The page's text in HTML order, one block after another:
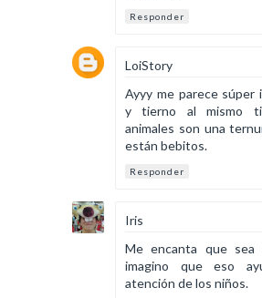
Responder
LoiStory
Ayyy me parece súper
y tierno al mismo
animales son una
están bebitos.
Responder
Iris
Me encanta que sea
imagino que eso
atención de los niños.